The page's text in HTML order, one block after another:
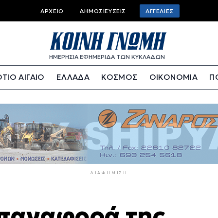
Top
bar
menu
ΑΡΧΕΊΟ ΔΗΜΟΣΙΕΎΣΕΙΣ ΑΓΓΕΛΊΕΣ
ΗΜΕΡΗΣΙΑ ΕΦΗΜΕΡΙΔΑ ΤΩΝ ΚΥΚΛΑΔΩΝ
ΑΙΓΑΙΟ ΕΛΛΑΔΑ ΚΟΣΜΟΣ ΟΙΚΟΝΟΜΙΑ
ΔΙΑΦΉΜΙΣΗ